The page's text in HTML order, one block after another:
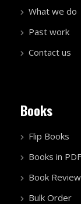
What we do
Past work
Contact us
Books
Flip Books
Books in PDF
Book
Bulk Order